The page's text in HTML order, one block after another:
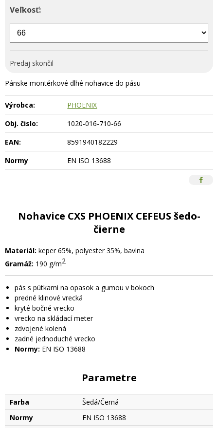
Veľkosť:
Predaj skončil
Pánske montérkové dlhé nohavice do pásu
Výrobca:
PHOENIX
Obj. čislo:
1020-016-710-66
EAN:
8591940182229
Normy
EN ISO 13688
Nohavice CXS PHOENIX CEFEUS šedo-
čierne
Materiál: keper 65%, polyester 35%, bavlna
Gramáž: 190 g/m2
pás s pútkami na opasok a gumou v bokoch
predné klinové vrecká
kryté bočné vrecko
vrecko na skládací meter
zdvojené kolená
zadné jednoduché vrecko
Normy: EN ISO 13688
Parametre
Farba
Šedá/Černá
Normy
EN ISO 13688